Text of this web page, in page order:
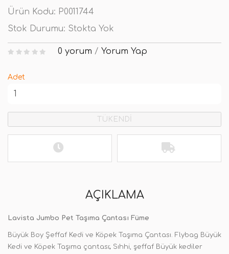
Ürün Kodu: P0011744
Stok Durumu: Stokta Yok
0 yorum / Yorum Yap
Adet
TÜKENDİ
AÇIKLAMA
Lavista Jumbo Pet Taşıma Çantası Füme
Büyük Boy Şeffaf Kedi ve Köpek Taşıma Çantası. Flybag Büyük
Kedi ve Köpek Taşıma çantası; Sıhhi, şeffaf Büyük kediler